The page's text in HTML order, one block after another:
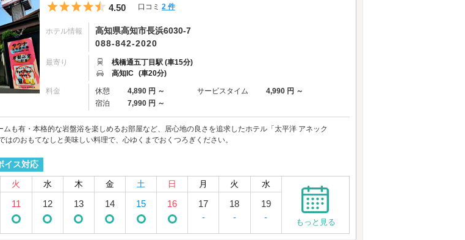
5つ星のうち4.5
4.50 口コミ 2 件
ホテル情報
高知県高知市長浜6030-7
088-842-2020
最寄り
桟橋通五丁目駅 (車15分)
高知IC (車20分)
料金 休憩 4,890 円 ～ サービスタイム
4,990 円 ～
宿泊
7,990 円 ～
も有・本格的な岩盤浴を楽しめるお部屋など、居心地の良さを追求したホテル「太平洋 アネック
はのおもてなしと美味しい料理で、心ゆくまでおくつろぎください。
イス対応
火 水 木 金 土 日 月 火 水
11 12 13 14 15 16
17
-
18
-
19
-
もっと見る